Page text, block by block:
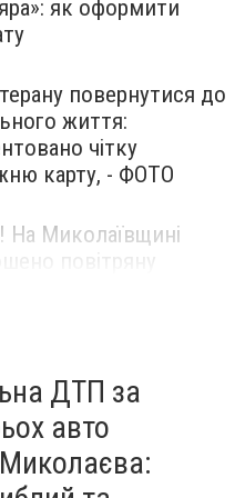
як оформити
повернутися до
життя:
чітку
карту, - ФОТО
На Миколаївщині
ДТП за
авто